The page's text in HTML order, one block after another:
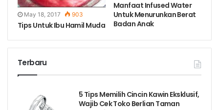
May 18, 2017 903
Tips Untuk Ibu Hamil Muda
Manfaat Infused Water
Untuk Menurunkan Berat
Badan Anak
Terbaru
5 Tips Memilih Cincin Kawin Eksklusif,
Wajib Cek Toko Berlian Taman